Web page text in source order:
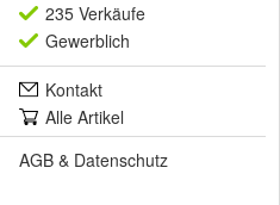
235 Verkäufe
Gewerblich
Kontakt
Alle Artikel
AGB & Datenschutz